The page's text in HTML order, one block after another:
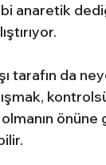
anaretik
da